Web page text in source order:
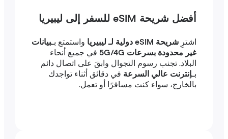
أفضل شريحة eSIM للسفر إلى ليبيريا
شريحة eSIM دولية لـ ليبيريا واستمتع بـبيانات
غير محدودة بسرعات 5G/4G
في جميع أنحاء
البلاد. تجنب رسوم التجوال وابقَ على اتصال دائم
إنترنت عالي السرعةفي دقائق أثناء تواجدك
بالخارج، سواء كنت مسافرًا أو تعمل.